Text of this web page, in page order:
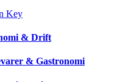
Key
& Drift
& Gastronomi